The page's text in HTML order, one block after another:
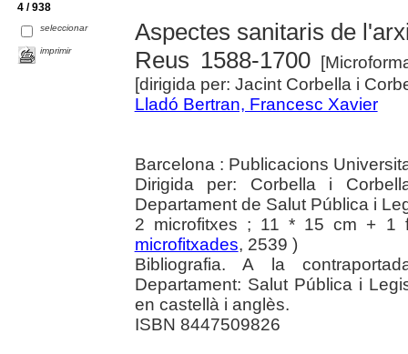
4 / 938
seleccionar
imprimir
Aspectes sanitaris de
Reus 1588-1700
[dirigida per: Jacint Corbella i
Lladó Bertran, Francesc Xavier
Barcelona : Publicacions
Dirigida per: Corbella i
Departament de Salut Pública i
2 microfitxes ; 11 * 15 cm + 1
microfitxades, 2539 )
Bibliografia. A la
Departament: Salut Pública i
en castellà i anglès.
ISBN 8447509826